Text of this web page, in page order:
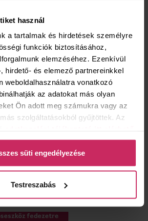
használ
a tartalmak és hirdetések személyre
funkciók biztosításához,
elemzéséhez. Ezenkívül
hirdető- és elemező partnereinkkel
weboldalhasználatra vonatkozó
az adatokat más olyan
Ön adott meg számukra vagy az
szolgáltatásokból gyűjtöttek. Az
süti engedélyezése
Testreszabás
zárva
utca 6., 1203
ÉRHETŐK EL ÜZLETÜNKBEN?
ékszerértékesítés
fedezetre